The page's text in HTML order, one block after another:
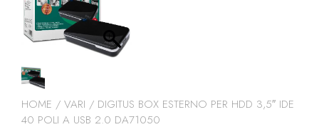
HOME / VARI / DIGITUS BOX ESTERNO PER HDD 3,5″ IDE
40 POLI A USB 2.0 DA71050